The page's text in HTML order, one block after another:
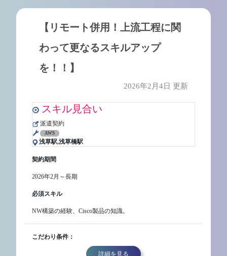
【リモート併用！上流工程に関
わって更なるスキルアップ
を！！】
2026年2月4日 更新
スキル見合い
派遣契約
AWS
浅草駅,浅草橋駅
契約期間
2026年2月～長期
必須スキル
NW構築の経験、Cisco製品の知識。
こだわり条件：
詳細を見る